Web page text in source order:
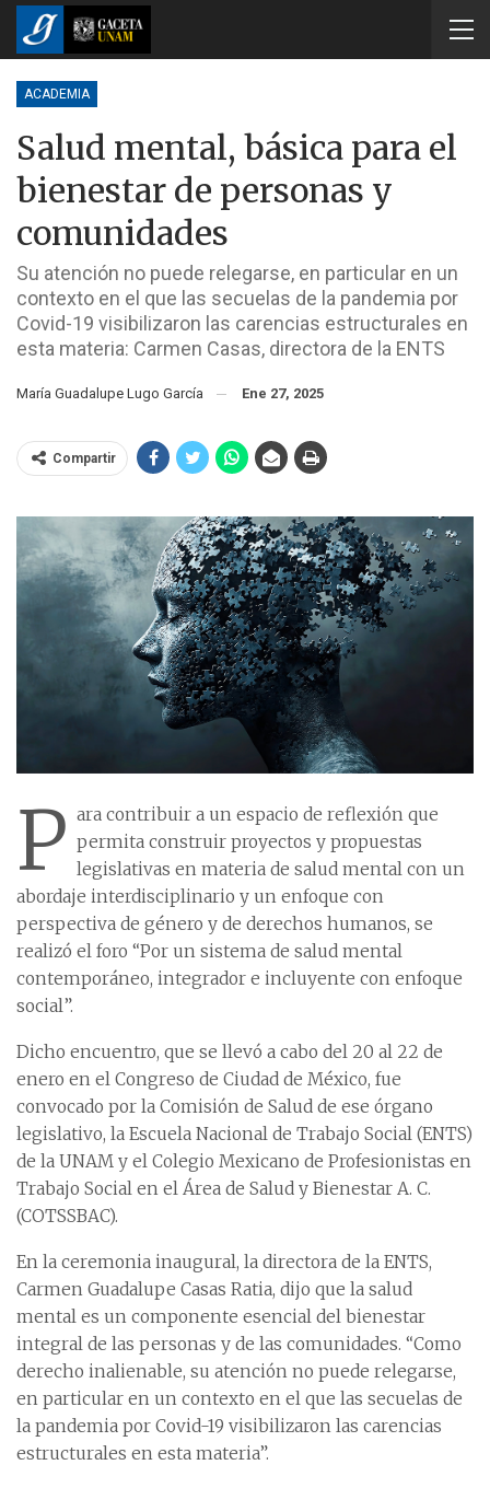
ACADEMIA
Salud mental, básica para el
bienestar de personas y
comunidades
Su atención no puede relegarse, en particular en un
contexto en el que las secuelas de la pandemia por
Covid-19 visibilizaron las carencias estructurales en
esta materia: Carmen Casas, directora de la ENTS
María Guadalupe Lugo García Ene 27, 2025
Compartir
P ara contribuir a un espacio de reflexión que
permita construir proyectos y propuestas
legislativas en materia de salud mental con un
abordaje interdisciplinario y un enfoque con
perspectiva de género y de derechos humanos, se
realizó el foro “Por un sistema de salud mental
contemporáneo, integrador e incluyente con enfoque
social”.
Dicho encuentro, que se llevó a cabo del 20 al 22 de
enero en el Congreso de Ciudad de México, fue
convocado por la Comisión de Salud de ese órgano
legislativo, la Escuela Nacional de Trabajo Social (ENTS)
de la UNAM y el Colegio Mexicano de Profesionistas en
Trabajo Social en el Área de Salud y Bienestar A. C.
(COTSSBAC).
En la ceremonia inaugural, la directora de la ENTS,
Carmen Guadalupe Casas Ratia, dijo que la salud
mental es un componente esencial del bienestar
integral de las personas y de las comunidades. “Como
derecho inalienable, su atención no puede relegarse,
en particular en un contexto en el que las secuelas de
la pandemia por Covid-19 visibilizaron las carencias
estructurales en esta materia”.